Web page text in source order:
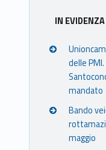
Sidebar
IN EVIDENZA
delle
mandato
Bando
maggio